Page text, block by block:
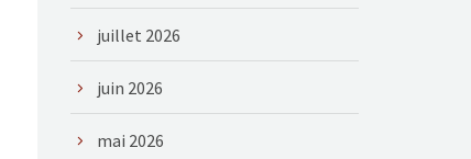
juillet 2026
juin 2026
mai 2026